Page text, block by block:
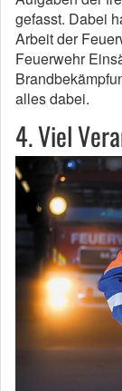
gefasst. Dabei
Arbeit der
Feuerwehr
alles dabei.
4. Viel